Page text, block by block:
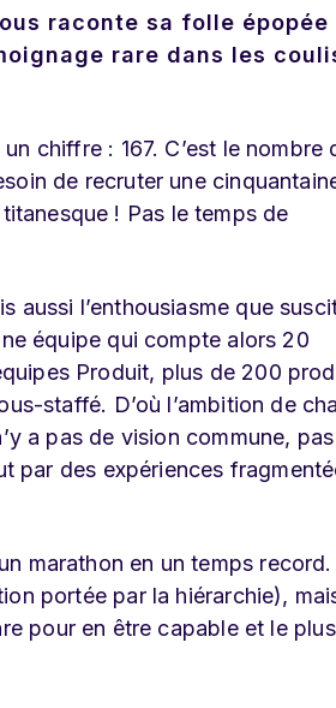
raconte sa folle épopée
rare dans les
chiffre : 167. C’est le nombre
de recruter une
! Pas le temps de
aussi l’enthousiasme que
équipe qui compte alors 20
Produit, plus de 200
staffé. D’où l’ambition de
a pas de vision commune, pas
par des expériences
marathon en un temps
portée par la hiérarchie),
pour en être capable et le plus